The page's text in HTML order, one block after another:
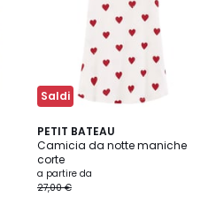
Saldi
PETIT BATEAU
Camicia da notte maniche
corte
a partire da
27,00 €
2,5
/ 5